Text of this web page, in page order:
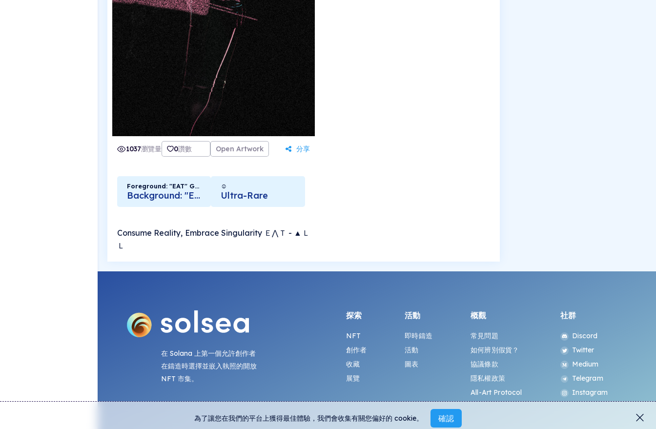
1037瀏覽量 0讚數 Open Artwork 分享
Foreground: "EAT" Graffiti
Background: "EAT" Graffiti)
☺
Ultra-Rare
Consume Reality, Embrace Singularity Ｅ⋀Ｔ - ▲Ｌ
Ｌ
在 Solana 上第一個允許創作者
在鑄造時選擇並嵌入執照的開放
NFT 市集。
探索
NFT
創作者
收藏
展覽
活動
即時鑄造
活動
圖表
概觀
常見問題
如何辨別假貨？
協議條款
隱私權政策
All-Art Protocol
社群
Discord
Twitter
Medium
Telegram
Instagram
為了讓您在我們的平台上獲得最佳體驗，我們會收集有關您偏好的 cookie。 確認